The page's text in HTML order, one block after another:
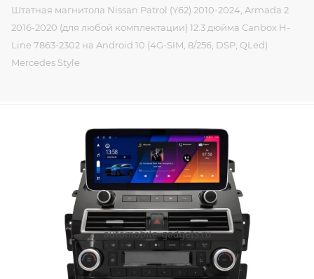
Штатная магнитола Nissan Patrol (Y62) 2010-2024, Armada 2
2016-2020 (для любой комплектации) 12.3 дюйма Canbox H-
Line 7863-2302 на Android 10 (4G-SIM, 8/256, DSP, QLed)
Mercedes Style